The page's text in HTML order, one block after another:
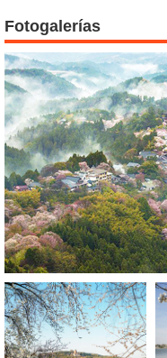
Fotogalerías